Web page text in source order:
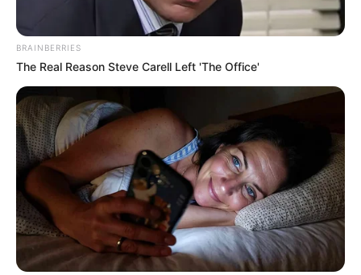
BRAINBERRIES
The Real Reason Steve Carell Left 'The Office'